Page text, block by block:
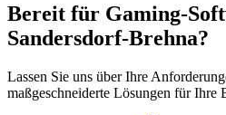
Bereit für Gaming-
Sandersdorf-Brehna?
Lassen Sie uns über Ihre
maßgeschneiderte Lösungen für Ihre